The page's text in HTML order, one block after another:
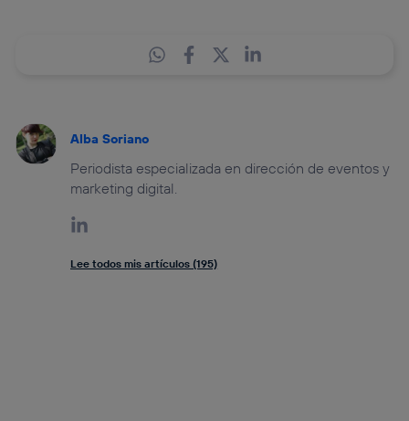
Alba Soriano
Periodista especializada en dirección de eventos y
marketing digital.
Lee todos mis artículos (195)